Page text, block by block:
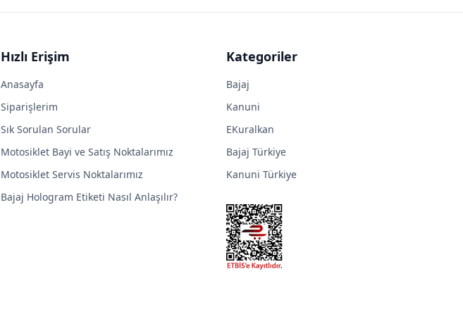
Hızlı Erişim
Anasayfa
Siparişlerim
Sık Sorulan Sorular
Motosiklet Bayi ve Satış Noktalarımız
Motosiklet Servis Noktalarımız
Bajaj Hologram Etiketi Nasıl Anlaşılır?
Kategoriler
Bajaj
Kanuni
EKuralkan
Bajaj Türkiye
Kanuni Türkiye